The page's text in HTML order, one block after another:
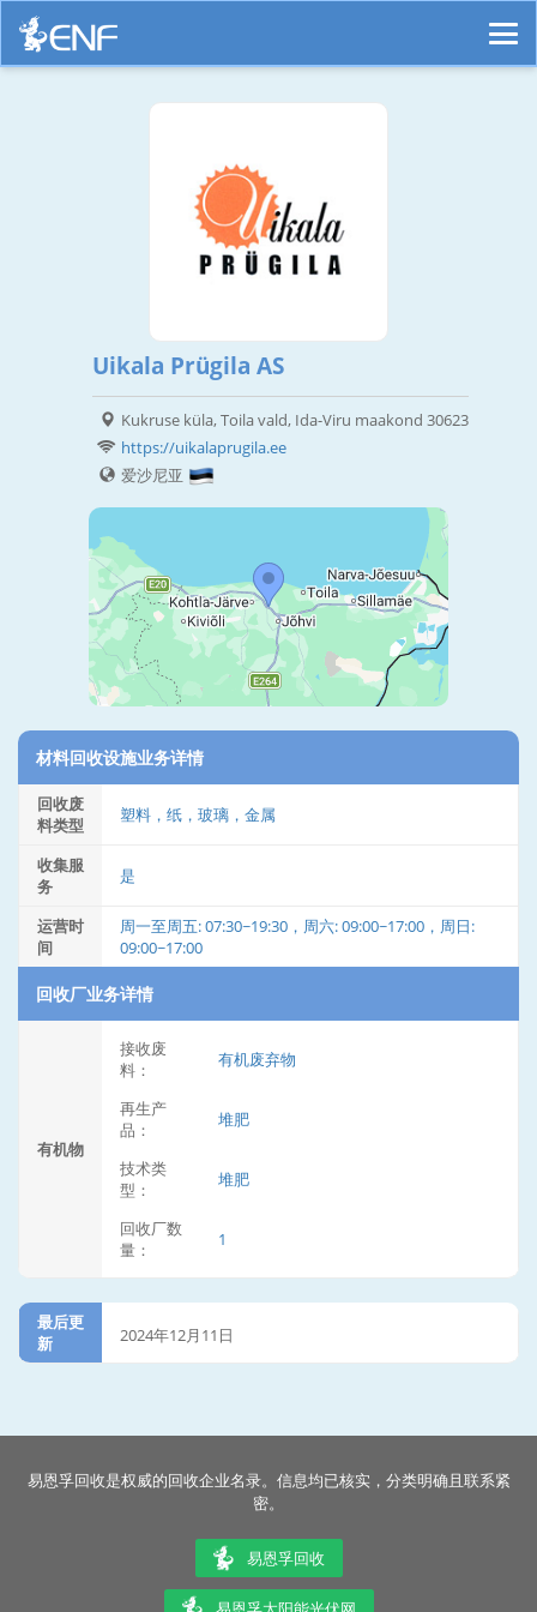
Uikala Prügila AS
Kukruse küla, Toila vald, Ida-Viru maakond 30623
https://uikalaprugila.ee
爱沙尼亚
材料回收设施业务详情
回收废
料类型
塑料，纸，玻璃，金属
收集服
务
是
运营时
间
周一至周五: 07:30~19:30，周六: 09:00~17:00，周日:
09:00~17:00
回收厂业务详情
有机物
接收废
料：
有机废弃物
再生产
品：
堆肥
技术类
型：
堆肥
回收厂数
量：
1
最后更
新
2024年12月11日
易恩孚回收是权威的回收企业名录。信息均已核实，分类明确且联系紧
密。
易恩孚回收